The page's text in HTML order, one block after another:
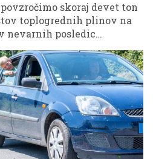
skoraj devet ton
toplogrednih plinov na
nevarnih posledic
morali izpuste zmanjšati
osebo. Čeprav so bili s
podnebni cilji in
pa te ne bodo
ne bomo pometli pred
pripomogli k stabilnemu